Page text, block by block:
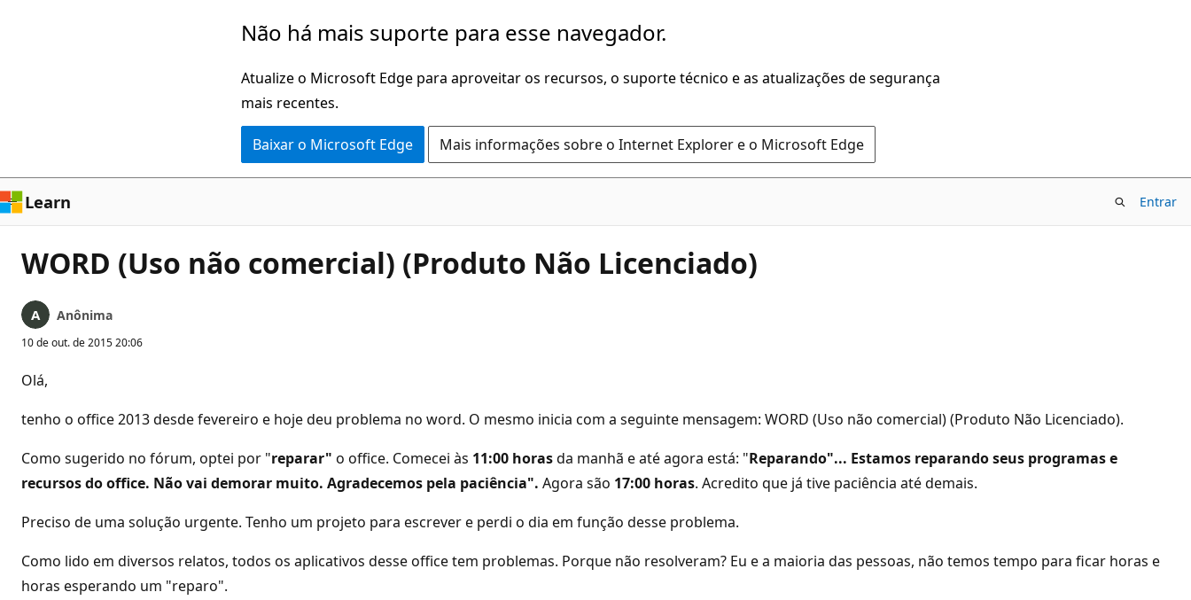
Não há mais suporte para esse navegador.
Atualize o Microsoft Edge para aproveitar os recursos, o suporte técnico e as atualizações de segurança
mais recentes.
Baixar o Microsoft Edge Mais informações sobre o Internet Explorer e o Microsoft Edge
Learn Entrar
WORD (Uso não comercial) (Produto Não Licenciado)
Anônima
10 de out. de 2015 20:06
Olá,
tenho o office 2013 desde fevereiro e hoje deu problema no word. O mesmo inicia com a seguinte mensagem: WORD (Uso não comercial) (Produto Não Licenciado).
Como sugerido no fórum, optei por "reparar" o office. Comecei às 11:00 horasda manhã e até agora está: "Reparando"... Estamos reparando seus programas e
recursos do office. Não vai demorar muito. Agradecemos pela paciência". Agora são 17:00 horas. Acredito que já tive paciência até demais.
Preciso de uma solução urgente. Tenho um projeto para escrever e perdi o dia em função desse problema.
Como lido em diversos relatos, todos os aplicativos desse office tem problemas. Porque não resolveram? Eu e a maioria das pessoas, não temos tempo para ficar horas e
horas esperando um "reparo".